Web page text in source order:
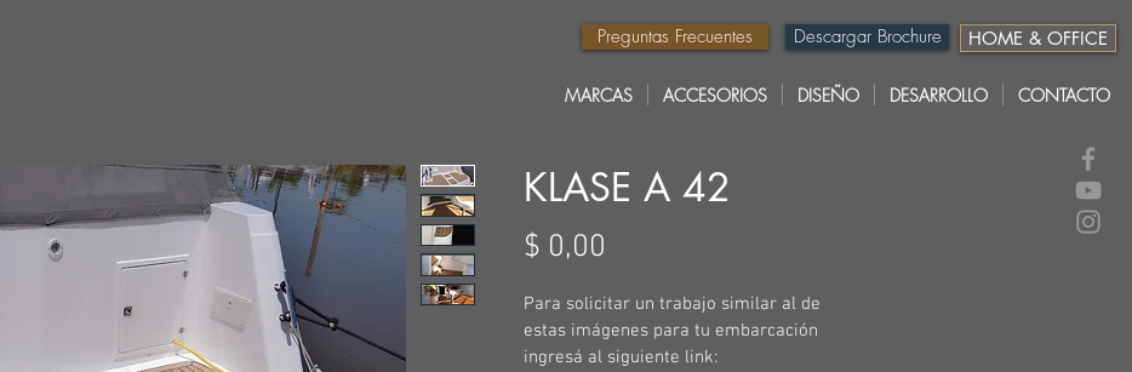
MARCAS ACCESORIOS DISEÑO DESARROLLO CONTACTO
Descargar Brochure
Preguntas Frecuentes HOME & OFFICE
KLASE A 42
$ 0,00
Para solicitar un trabajo similar al de
estas imágenes para tu embarcación
ingresá al siguiente link: